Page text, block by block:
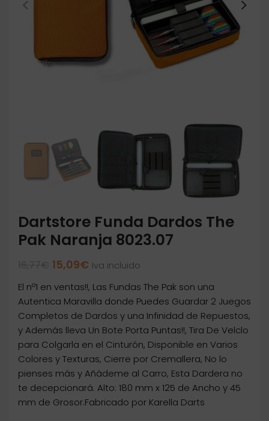
Dartstore Funda Dardos The
Pak Naranja 8023.07
El
original
era:
16,77€.
15,09€ El
actual
es:
15,09€.
Iva incluido
El nº1 en ventas!!, Las Fundas The Pak son una
Autentica Maravilla donde Puedes Guardar 2 Juegos
Completos de Dardos y una Infinidad de Repuestos,
y Además lleva Un Bote Porta Puntas!!, Tira De Velclo
para Colgarla en el Cinturón, Disponible en Varios
Colores y Texturas, Cierre por Cremallera, No lo
pienses más y Añádeme al Carro, Esta Dardera no
te decepcionará. Alto: 180 mm x 125 de Ancho y 45
mm de Grosor.Fabricado por Karella Darts